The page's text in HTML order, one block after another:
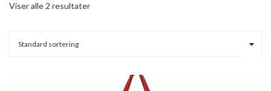
Viser alle 2 resultater